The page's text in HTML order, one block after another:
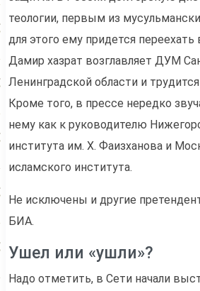
теологии, первым из
для этого ему придется переехать
Дамир хазрат возглавляет ДУМ
Ленинградской области и
Кроме того, в прессе нередко
нему как к руководителю
института им. Х. Фаизханова и
исламского института.
Не исключены и другие
БИА.
Ушел или «ушли»?
Надо отметить, в Сети начали